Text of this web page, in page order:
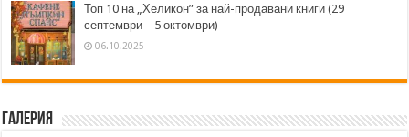
Топ 10 на „Хеликон” за най-продавани книги (29
септември – 5 октомври)
06.10.2025
Галерия